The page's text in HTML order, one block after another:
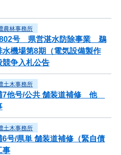
農林事務所
号 県営湛水防除事業 鵜
機場第8期（電気設備製作
競争入札公告
土木事務所
7他号/公共 舗装道補修 他
土木事務所
6号/県単 舗装道補修（緊自債
事